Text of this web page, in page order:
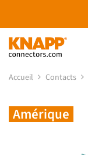
Accueil Contacts
Amérique